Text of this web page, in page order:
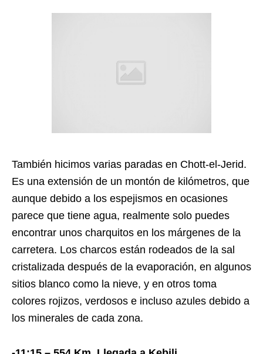
También hicimos varias paradas en Chott-el-Jerid.
Es una extensión de un montón de kilómetros, que
aunque debido a los espejismos en ocasiones
parece que tiene agua, realmente solo puedes
encontrar unos charquitos en los márgenes de la
carretera. Los charcos están rodeados de la sal
cristalizada después de la evaporación, en algunos
sitios blanco como la nieve, y en otros toma
colores rojizos, verdosos e incluso azules debido a
los minerales de cada zona.